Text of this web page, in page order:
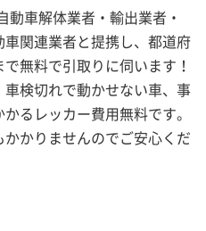
車解体業者・輸出業者・
関連業者と提携し、都道府
無料で引取りに伺います！
車検切れで動かせない車、事
るレッカー費用無料です。
かりませんのでご安心くだ